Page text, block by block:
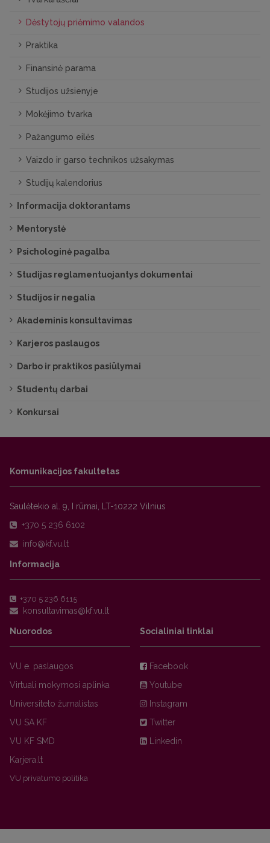
Dėstytojų priėmimo valandos
Praktika
Finansinė parama
Studijos užsienyje
Mokėjimo tvarka
Pažangumo eilės
Vaizdo ir garso technikos užsakymas
Studijų kalendorius
Informacija doktorantams
Mentorystė
Psichologinė pagalba
Studijas reglamentuojantys dokumentai
Studijos ir negalia
Akademinis konsultavimas
Karjeros paslaugos
Darbo ir praktikos pasiūlymai
Studentų darbai
Konkursai
Komunikacijos fakultetas
Saulėtekio al. 9, I rūmai, LT-10222 Vilnius
+370 5 236 6102
Informacija
+370 5 236 6115
Nuorodos
VU e. paslaugos
Virtuali mokymosi aplinka
Universiteto žurnalistas
VU SA KF
VU KF SMD
Karjera.lt
VU privatumo politika
Socialiniai tinklai
Facebook
Youtube
Instagram
Twitter
Linkedin